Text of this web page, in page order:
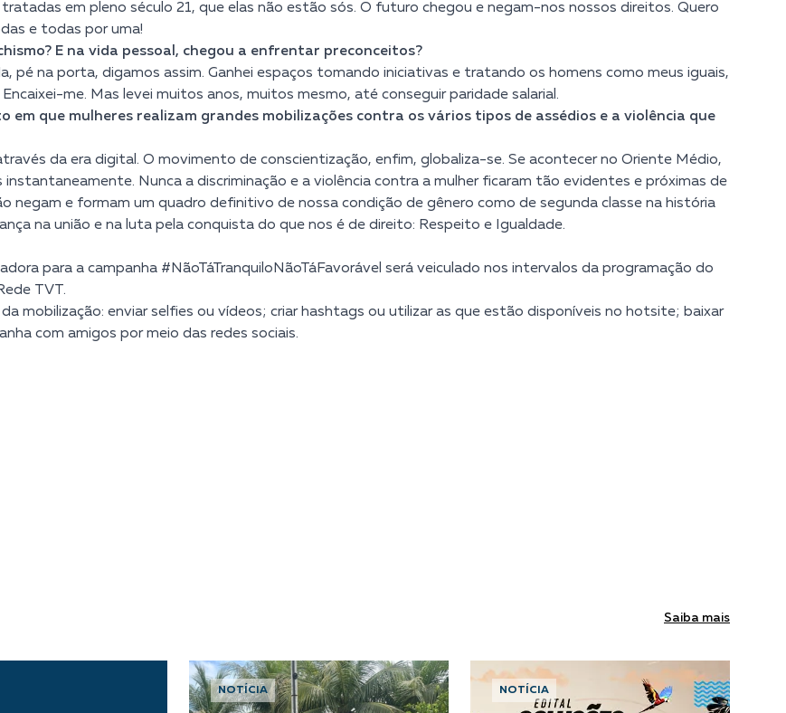
em pleno século 21, que elas não estão sós. O futuro chegou e negam-nos nossos direitos. Quero
e todas por uma!
E na vida pessoal, chegou a enfrentar preconceitos?
pé na porta, digamos assim. Ganhei espaços tomando iniciativas e tratando os homens como meus iguais,
me. Mas levei muitos anos, muitos mesmo, até conseguir paridade salarial.
em que mulheres realizam grandes mobilizações contra os vários tipos de assédios e a violência que
da era digital. O movimento de conscientização, enfim, globaliza-se. Se acontecer no Oriente Médio,
Nunca a discriminação e a violência contra a mulher ficaram tão evidentes e próximas de
negam e formam um quadro definitivo de nossa condição de gênero como de segunda classe na história
na união e na luta pela conquista do que nos é de direito: Respeito e Igualdade.
para a campanha #NãoTáTranquiloNãoTáFavorável será veiculado nos intervalos da programação do
TVT.
mobilização: enviar selfies ou vídeos; criar hashtags ou utilizar as que estão disponíveis no hotsite; baixar
com amigos por meio das redes sociais.
Saiba mais
NOTÍCIA NOTÍCIA